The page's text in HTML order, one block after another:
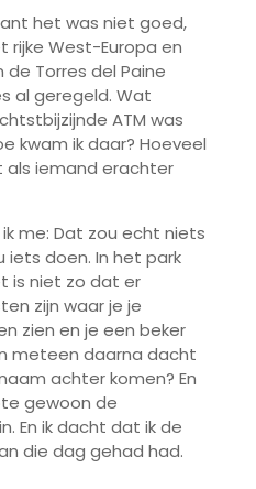
het was niet goed,
rijke West-Europa en
Torres del Paine
al geregeld. Wat
ATM was
kwam ik daar? Hoeveel
als iemand erachter
me: Dat zou echt niets
iets doen. In het park
is niet zo dat er
zijn waar je je
zien en je een beker
meteen daarna dacht
achter komen? En
gewoon de
En ik dacht dat ik de
die dag gehad had.